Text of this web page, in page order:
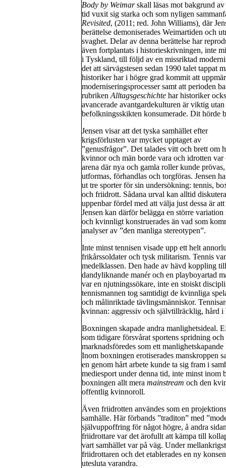
Body by Weimarskall läsas mot bakgrund
tid vuxit sig starka och som nyligen
Revisited, (2011; red. John Williams) där
berättelse demoniserades Weimartiden och
svaghet. Delar av denna berättelse har
även fortplantats i historieskrivningen, inte
i Tyskland, till följd av en missriktad
det att särvägstesen sedan 1990 talet tappat
historiker har i högre grad kommit att
moderniseringsprocesser samt att perioden
rubriken Alltagsgeschichte har historiker
avancerade avantgardekulturen är viktig
befolkningsskikten konsumerade. Dit hörde
Jensen visar att det tyska samhället efter
krigsförlusten var mycket upptaget av
”genusfrågor”. Det talades vitt och brett om
kvinnor och män borde vara och idrotten var
arena där nya och gamla roller kunde prövas,
utformas, förhandlas och torgföras. Jensen
ut tre sporter för sin undersökning: tennis,
och friidrott. Sådana urval kan alltid
uppenbar fördel med att välja just dessa är
Jensen kan därför belägga en större
och kvinnligt konstruerades än vad som
analyser av ”den manliga stereotypen”.
Inte minst tennisen visade upp ett helt
frikårssoldater och tysk militarism. Tennis
medelklassen. Den hade av hävd koppling
dandyliknande manér och en playboyartad
var en njutningssökare, inte en stoiskt
tennismannen tog samtidigt de kvinnliga
och målinriktade tävlingsmänniskor.
kvinnan: aggressiv och självtillräcklig, hård i
Boxningen skapade andra manlighetsideal.
som tidigare försvårat sportens spridning
marknadsföredes som ett
Inom boxningen erotiserades manskroppen
en genom hårt arbete kunde ta sig fram i
mediesport under denna tid, inte minst
boxningen allt mera mainstream och den
offentlig kvinnoroll.
Även friidrotten användes som en
samhälle. Här förbands ”traditon” med
självuppoffring för något högre, å andra
friidrottare var det ärofullt att kämpa till
vart samhället var på väg. Under
friidrottaren och det etablerades en ny
utesluta varandra.